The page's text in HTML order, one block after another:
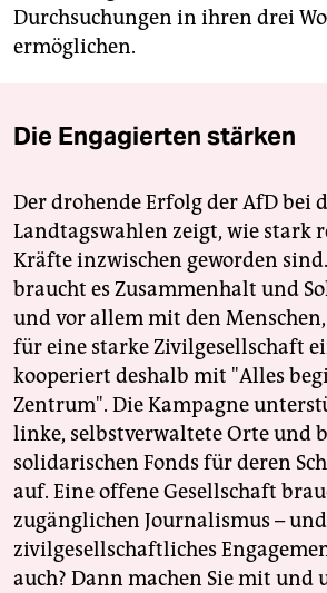
Durchsuchungen in ihren drei
ermöglichen.
Die Engagierten stärken
Der drohende Erfolg der AfD bei
Landtagswahlen zeigt, wie stark
Kräfte inzwischen geworden
braucht es Zusammenhalt und
und vor allem mit den
für eine starke Zivilgesellschaft
kooperiert deshalb mit "Alles
Zentrum". Die Kampagne
linke, selbstverwaltete Orte und
solidarischen Fonds für deren
auf. Eine offene Gesellschaft
zugänglichen Journalismus – und
zivilgesellschaftliches
auch? Dann machen Sie mit und